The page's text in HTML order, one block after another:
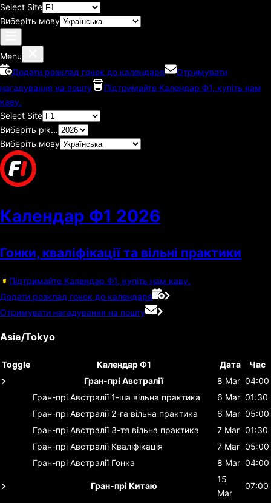
Select Site
Виберіть мову
Menu
Додати розклад гонок до календаря
Отримувати
нагадування на пошту
Підтримайте Календар Ф1, купіть нам
каву.
Select Site
Виберіть рік...
Виберіть мову
Календар Ф1 2026
Гонки, кваліфікації та вільні практики
Підтримайте Календар Ф1, купіть нам каву.
Додати розклад гонок до календаря
Отримувати нагадування на пошту
Asia/Tokyo
Toggle Календар Ф1 Дата
Час
Гран-прі Австралії
8 Mar 04:00
Гран-прі Австралії 1-ша вільна практика 6 Mar 01:30
Гран-прі Австралії 2-га вільна практика 6 Mar 05:00
Гран-прі Австралії 3-тя вільна практика 7 Mar 01:30
Гран-прі Австралії Кваліфікація 7 Mar 05:00
Гран-прі Австралії Гонка 8 Mar 04:00
Гран-прі Китаю
15
Mar
07:00